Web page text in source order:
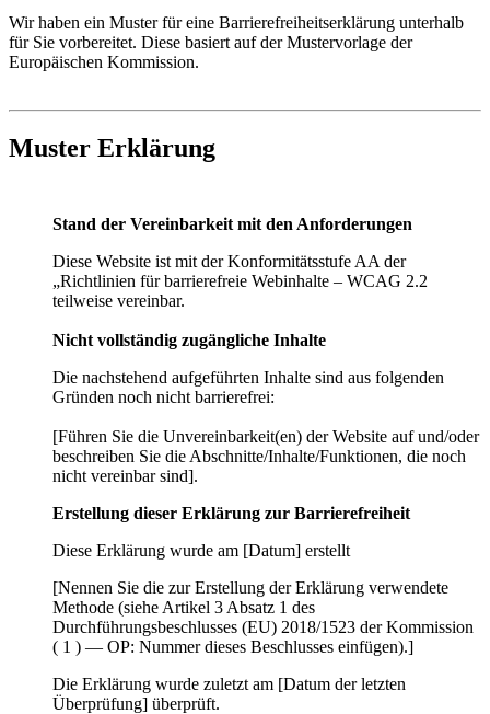
Wir haben ein Muster für eine Barrierefreiheitserklärung unterhalb
für Sie vorbereitet. Diese basiert auf der Mustervorlage der
Europäischen Kommission.
Muster Erklärung
Stand der Vereinbarkeit mit den Anforderungen
Diese Website ist mit der Konformitätsstufe AA der
„Richtlinien für barrierefreie Webinhalte – WCAG 2.2
teilweise vereinbar.
Nicht vollständig zugängliche Inhalte
Die nachstehend aufgeführten Inhalte sind aus folgenden
Gründen noch nicht barrierefrei:
[Führen Sie die Unvereinbarkeit(en) der Website auf und/oder
beschreiben Sie die Abschnitte/Inhalte/Funktionen, die noch
nicht vereinbar sind].
Erstellung dieser Erklärung zur Barrierefreiheit
Diese Erklärung wurde am [Datum] erstellt
[Nennen Sie die zur Erstellung der Erklärung verwendete
Methode (siehe Artikel 3 Absatz 1 des
Durchführungsbeschlusses (EU) 2018/1523 der Kommission
( 1 ) — OP: Nummer dieses Beschlusses einfügen).]
Die Erklärung wurde zuletzt am [Datum der letzten
Überprüfung] überprüft.